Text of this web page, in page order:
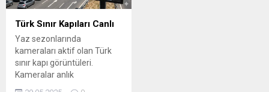
Türk Sınır Kapıları Canlı
Yaz sezonlarında
kameraları aktif olan Türk
sınır kapı görüntüleri.
Kameralar anlık